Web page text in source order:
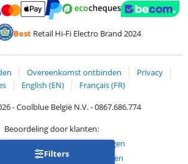
Filters
en Visa via ClickToPay
Betalen met PayPal
BestRetail Hi-Fi Electro Brand 2024
Overeenkomst ontbinden
Privacy
English (EN)
Français (FR)
- Coolblue België N.V. - 0867.686.774
Beoordeling door klanten:
4/5-75.150 beoordelingen
Kiyoh 9.1/10-68.713 beoordelingen